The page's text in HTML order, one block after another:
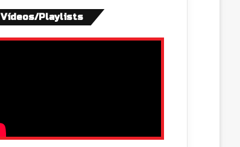
Vídeos/Playlists